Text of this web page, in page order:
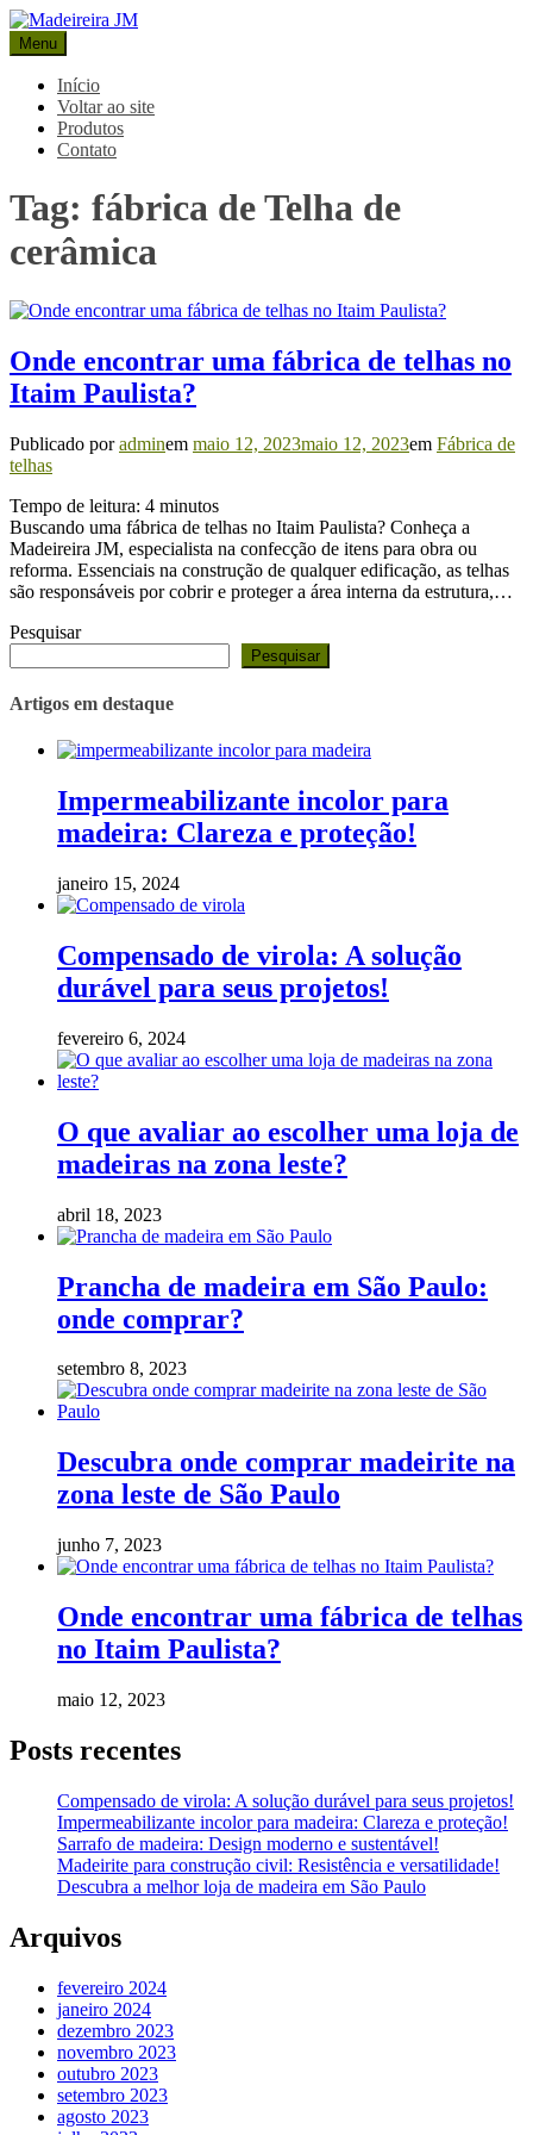
Pular
para
o
conteúdo
Madeireira JM
Blog Madeireira JM
Menu
Início
Voltar ao site
Produtos
Contato
Tag: fábrica de Telha de
cerâmica
Onde encontrar uma fábrica de telhas no
Itaim Paulista?
Publicado poradminem maio 12, 2023maio 12, 2023em Fábrica de
telhas
Tempo de leitura: 4 minutos
Buscando uma fábrica de telhas no Itaim Paulista? Conheça a
Madeireira JM, especialista na confecção de itens para obra ou
reforma. Essenciais na construção de qualquer edificação, as telhas
são responsáveis por cobrir e proteger a área interna da estrutura,…
Pesquisar
Pesquisar
Artigos em destaque
Impermeabilizante incolor para
madeira: Clareza e proteção!
janeiro 15, 2024
Compensado de virola: A solução
durável para seus projetos!
fevereiro 6, 2024
O que avaliar ao escolher uma loja de
madeiras na zona leste?
abril 18, 2023
Prancha de madeira em São Paulo:
onde comprar?
setembro 8, 2023
Descubra onde comprar madeirite na
zona leste de São Paulo
junho 7, 2023
Onde encontrar uma fábrica de telhas
no Itaim Paulista?
maio 12, 2023
Posts recentes
Compensado de virola: A solução durável para seus projetos!
Impermeabilizante incolor para madeira: Clareza e proteção!
Sarrafo de madeira: Design moderno e sustentável!
Madeirite para construção civil: Resistência e versatilidade!
Descubra a melhor loja de madeira em São Paulo
Arquivos
fevereiro 2024
janeiro 2024
dezembro 2023
novembro 2023
outubro 2023
setembro 2023
agosto 2023